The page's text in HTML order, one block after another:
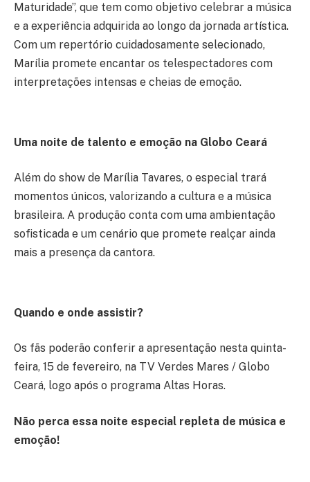
Maturidade”, que tem como objetivo celebrar a música
e a experiência adquirida ao longo da jornada artística.
Com um repertório cuidadosamente selecionado,
Marília promete encantar os telespectadores com
interpretações intensas e cheias de emoção.
Uma noite de talento e emoção na Globo Ceará
Além do show de Marília Tavares, o especial trará
momentos únicos, valorizando a cultura e a música
brasileira. A produção conta com uma ambientação
sofisticada e um cenário que promete realçar ainda
mais a presença da cantora.
Quando e onde assistir?
Os fãs poderão conferir a apresentação nesta quinta-
feira, 15 de fevereiro, na TV Verdes Mares / Globo
Ceará, logo após o programa Altas Horas.
Não perca essa noite especial repleta de música e
emoção!